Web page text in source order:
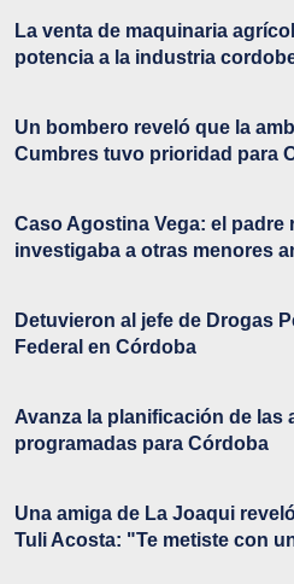
La venta de maquinaria
potencia a la industria
Un bombero reveló que la
Cumbres tuvo prioridad para
Caso Agostina Vega: el padre
investigaba a otras menores
Detuvieron al jefe de Drogas
Federal en Córdoba
Avanza la planificación de las
programadas para Córdoba
Una amiga de La Joaqui
Tuli Acosta: "Te metiste con